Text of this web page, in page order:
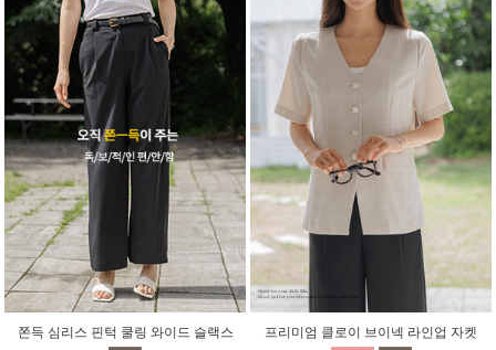
쫀득 심리스 핀턱 쿨링 와이드 슬랙스 프리미엄 클로이 브이넥 라인업 자켓